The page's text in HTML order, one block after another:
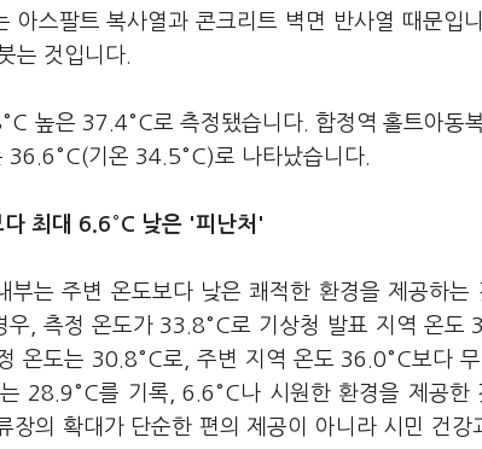
아스팔트 복사열과 콘크리트 벽면 반사열 때문입
는 것입니다.
높은 37.4°C로 측정됐습니다. 합정역 홀트아동
기온 34.5°C)로 나타났습니다.
최대 6.6°C 낮은 '피난처'
는 주변 온도보다 낮은 쾌적한 환경을 제공하는
우, 측정 온도가 33.8°C로 기상청 발표 지역 온도
온도는 30.8°C로, 주변 지역 온도 36.0°C보다
28.9°C를 기록, 6.6°C나 시원한 환경을 제공한
장의 확대가 단순한 편의 제공이 아니라 시민 건강